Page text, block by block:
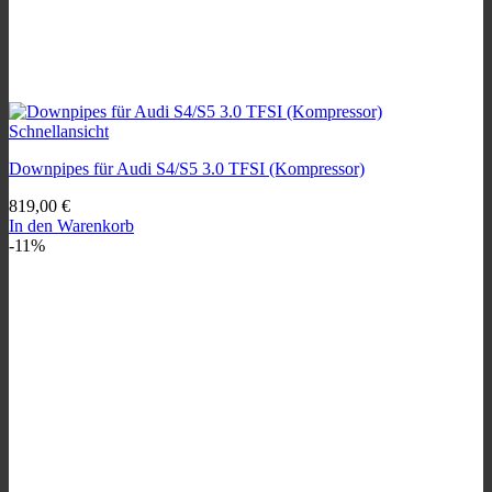
Schnellansicht
Downpipes für Audi S4/S5 3.0 TFSI (Kompressor)
819,00 €
In den Warenkorb
-11%